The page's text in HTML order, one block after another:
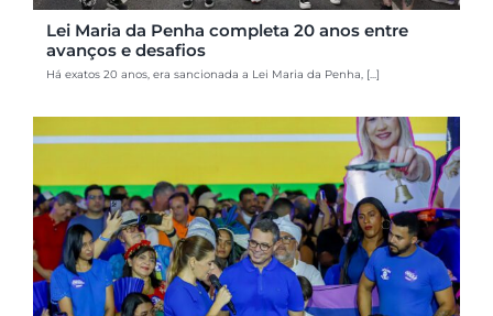
Lei Maria da Penha completa 20 anos entre
avanços e desafios
Há exatos 20 anos, era sancionada a Lei Maria da Penha, [...]